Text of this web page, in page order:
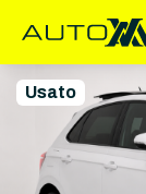
Usato